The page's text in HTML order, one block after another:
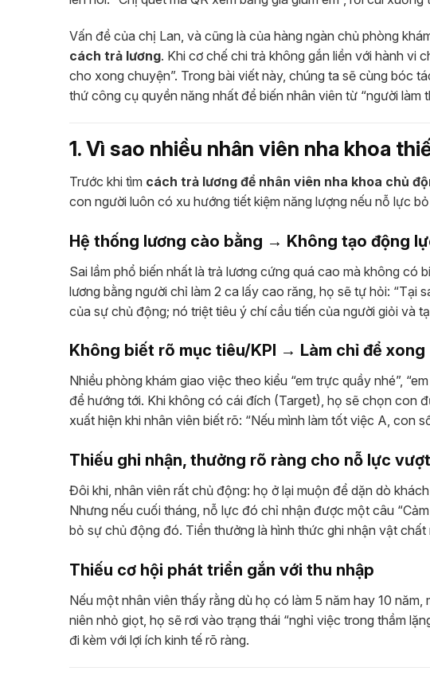
Vấn đề của chị Lan, và cũng là của hàng ngàn chủ phòng
cách trả lương. Khi cơ chế chi trả không gắn liền với hành vi
cho xong chuyện”. Trong bài viết này, chúng ta sẽ cùng bóc
thứ công cụ quyền năng nhất để biến nhân viên từ “người làm
1. Vì sao nhiều nhân viên nha khoa
Trước khi tìm cách trả lương để nhân viên nha khoa chủ
con người luôn có xu hướng tiết kiệm năng lượng nếu nỗ lực
Hệ thống lương cào bằng → Không tạo động
Sai lầm phổ biến nhất là trả lương cứng quá cao mà không có
lương bằng người chỉ làm 2 ca lấy cao răng, họ sẽ tự hỏi: “Tại
của sự chủ động; nó triệt tiêu ý chí cầu tiến của người giỏi và
Không biết rõ mục tiêu/KPI → Làm chỉ để xong
Nhiều phòng khám giao việc theo kiểu “em trực quầy nhé”,
để hướng tới. Khi không có cái đích (Target), họ sẽ chọn con
xuất hiện khi nhân viên biết rõ: “Nếu mình làm tốt việc A, con
Thiếu ghi nhận, thưởng rõ ràng cho nỗ lực
Đôi khi, nhân viên rất chủ động: họ ở lại muộn để dặn dò
Nhưng nếu cuối tháng, nỗ lực đó chỉ nhận được một câu
bỏ sự chủ động đó. Tiền thưởng là hình thức ghi nhận vật
Thiếu cơ hội phát triển gắn với thu nhập
Nếu một nhân viên thấy rằng dù họ có làm 5 năm hay 10
niên nhỏ giọt, họ sẽ rơi vào trạng thái “nghỉ việc trong thầm
đi kèm với lợi ích kinh tế rõ ràng.